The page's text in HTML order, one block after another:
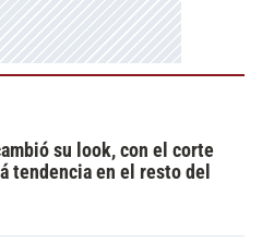
su look, con el corte
tendencia en el resto del